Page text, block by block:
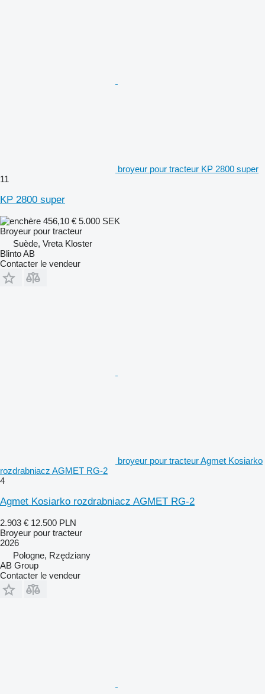
broyeur pour tracteur KP 2800 super
11
KP 2800 super
456,10 € 5.000 SEK
Broyeur pour tracteur
Suède, Vreta Kloster
Blinto AB
Contacter le vendeur
broyeur pour tracteur Agmet Kosiarko
rozdrabniacz AGMET RG-2
4
Agmet Kosiarko rozdrabniacz AGMET RG-2
2.903 € 12.500 PLN
Broyeur pour tracteur
2026
Pologne, Rzędziany
AB Group
Contacter le vendeur